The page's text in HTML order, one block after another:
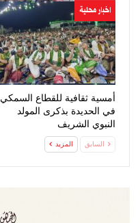
اخبار محلية
أمسية ثقافية للقطاع السمكي
في الحديدة بذكرى المولد
النبوي الشريف
السابق المزيد